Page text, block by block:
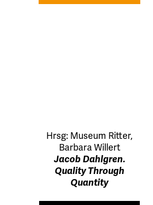
Hrsg: Museum Ritter,
Barbara Willert
Jacob Dahlgren.
Quality Through
Quantity